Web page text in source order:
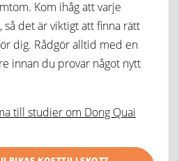
Kom ihåg att varje
det är viktigt att finna rätt
dig. Rådgör alltid med en
innan du provar något nytt
till studier om Dong Quai